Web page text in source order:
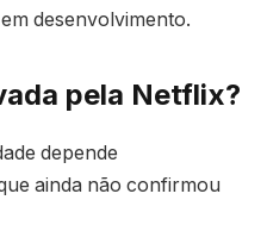
desenvolvimento.
pela Netflix?
depende
ainda não confirmou